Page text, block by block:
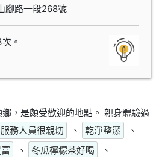
腳路一段268號
。
，是頗受歡迎的地點。 親身體驗過
服務人員很親切 、 乾淨整潔
、
、 冬瓜檸檬茶好喝
、